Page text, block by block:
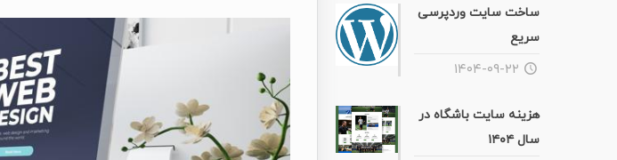
ساخت سایت وردپرسی
سریع
۱۴۰۴-۰۹-۲۲
هزینه سایت باشگاه در
سال ۱۴۰۴